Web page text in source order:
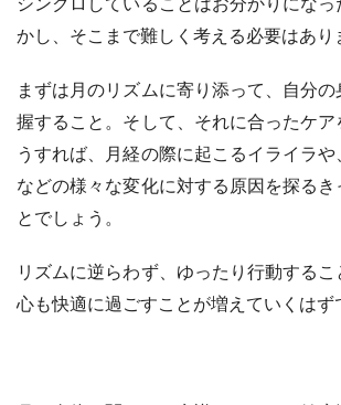
シンクロしていることはお分かりにな
かし、そこまで難しく考える必要はあり
まずは月のリズムに寄り添って、自分
握すること。そして、それに合ったケ
うすれば、月経の際に起こるイライラ
などの様々な変化に対する原因を探るき
とでしょう。
リズムに逆らわず、ゆったり行動する
心も快適に過ごすことが増えていくはず